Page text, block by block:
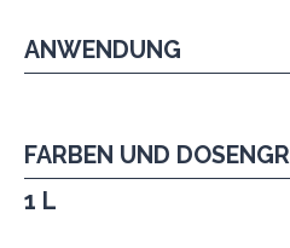
FARBEN UND
1 L
ANWENDUNG